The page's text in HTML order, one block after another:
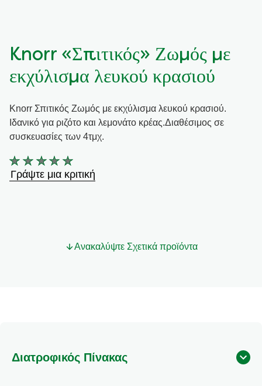
Knorr «Σπιτικός» Ζωμός με
εκχύλισμα λευκού κρασιού
Knorr Σπιτικός Ζωμός με εκχύλισμα λευκού κρασιού.
Ιδανικό για ριζότο και λεμονάτο κρέας.Διαθέσιμος σε
συσκευασίες των 4τμχ.
Δεν
υποβλήθηκαν
Γράψτε μια κριτική
Ανακαλύψτε Σχετικά προϊόντα
Διατροφικός Πίνακας